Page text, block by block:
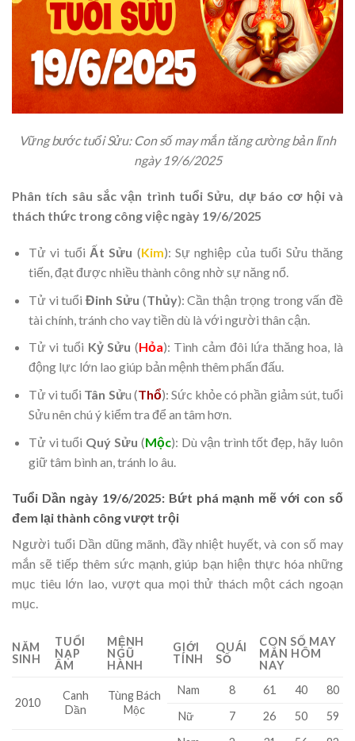
Vững bước tuổi Sửu: Con số may mắn tăng cường bản lĩnh
ngày 19/6/2025
Phân tích sâu sắc vận trình tuổi Sửu, dự báo cơ hội và
thách thức trong công việc ngày 19/6/2025
Tử vi tuổi Ất Sửu (Kim): Sự nghiệp của tuổi Sửu thăng
tiến, đạt được nhiều thành công nhờ sự năng nổ.
Tử vi tuổiĐinh Sửu (Thủy): Cần thận trọng trong vấn đề
tài chính, tránh cho vay tiền dù là với người thân cận.
Tử vi tuổi Kỷ Sửu (Hỏa): Tình cảm đôi lứa thăng hoa, là
động lực lớn lao giúp bản mệnh thêm phấn đấu.
Tử vi tuổi Tân Sửu (Thổ): Sức khỏe có phần giảm sút, tuổi
Sửu nên chú ý kiểm tra để an tâm hơn.
Tử vi tuổi Quý Sửu (Mộc): Dù vận trình tốt đẹp, hãy luôn
giữ tâm bình an, tránh lo âu.
Tuổi Dần ngày 19/6/2025: Bứt phá mạnh mẽ với con số
đem lại thành công vượt trội
Người tuổi Dần dũng mãnh, đầy nhiệt huyết, và con số may
mắn sẽ tiếp thêm sức mạnh, giúp bạn hiện thực hóa những
mục tiêu lớn lao, vượt qua mọi thử thách một cách ngoạn
mục.
NĂM
SINH
TUỔI
NẠP
ÂM
MỆNH
NGŨ
HÀNH
GIỚI
TÍNH
QUÁI
SỐ
CON SỐ MAY
MẮN HÔM
NAY
2010
Canh
Dần
Tùng Bách
Mộc
Nam 8 61 40
80
Nữ
7 26 50 59